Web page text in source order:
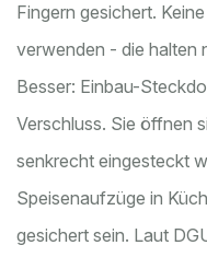
Fingern gesichert.
verwenden - die halten
Besser: Einbau-
Verschluss. Sie öffnen
senkrecht eingesteckt
Speisenaufzüge in
gesichert sein. Laut